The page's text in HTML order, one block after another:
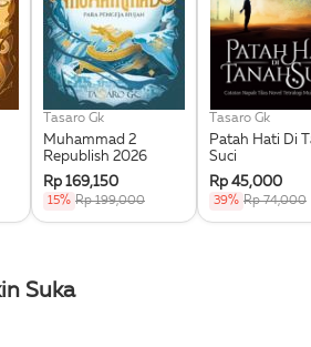
Tasaro Gk
Muhammad 2
Republish 2026
Rp 169,150
15% Rp 199,000
Tasaro Gk
Patah Hati Di
Suci
Rp 45,000
39% Rp 74,000
Suka